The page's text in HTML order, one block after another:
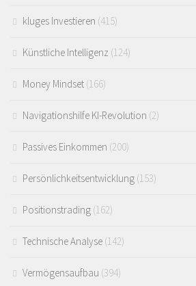
kluges Investieren (415)
Künstliche Intelligenz (124)
Money Mindset (166)
Navigationshilfe KI-Revolution (2)
Passives Einkommen (200)
Persönlichkeitsentwicklung (153)
Positionstrading (162)
Technische Analyse (142)
Vermögensaufbau (394)